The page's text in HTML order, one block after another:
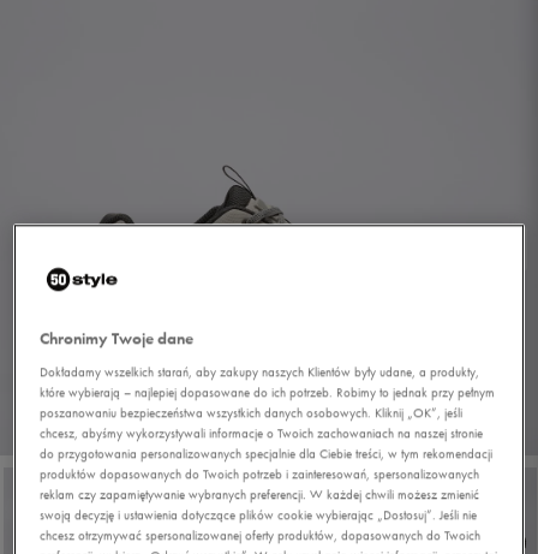
Chronimy Twoje dane
Dokładamy wszelkich starań, aby zakupy naszych Klientów były udane, a produkty,
które wybierają – najlepiej dopasowane do ich potrzeb. Robimy to jednak przy pełnym
poszanowaniu bezpieczeństwa wszystkich danych osobowych. Kliknij „OK”, jeśli
chcesz, abyśmy wykorzystywali informacje o Twoich zachowaniach na naszej stronie
do przygotowania personalizowanych specjalnie dla Ciebie treści, w tym rekomendacji
produktów dopasowanych do Twoich potrzeb i zainteresowań, spersonalizowanych
reklam czy zapamiętywanie wybranych preferencji. W każdej chwili możesz zmienić
swoją decyzję i ustawienia dotyczące plików cookie wybierając „Dostosuj”. Jeśli nie
chcesz otrzymywać spersonalizowanej oferty produktów, dopasowanych do Twoich